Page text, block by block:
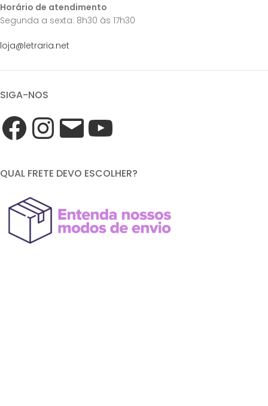
Horário de atendimento
Segunda a sexta: 8h30 às 17h30
loja@letraria.net
SIGA-NOS
QUAL FRETE DEVO ESCOLHER?